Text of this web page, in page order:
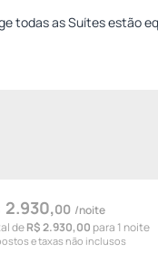
todas as Suítes estão
2.930,00 /noite
deR$ 2.930,00 para 1 noite
e taxas não inclusos